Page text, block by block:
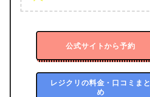
公式サイトから予約
レジクリの料金・口コミまと
め